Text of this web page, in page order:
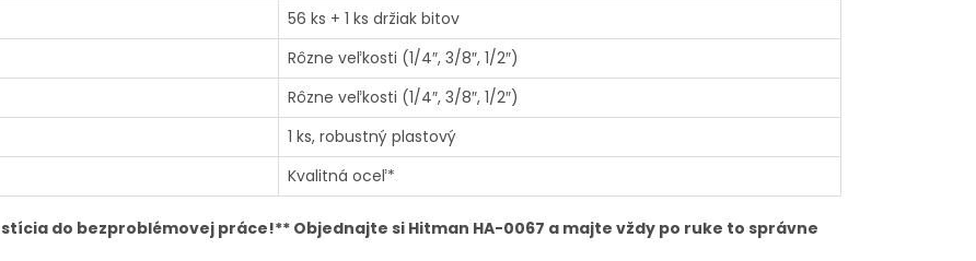
56 ks + 1 ks držiak bitov
Rôzne veľkosti (1/4″, 3/8″, 1/2″)
Rôzne veľkosti (1/4″, 3/8″, 1/2″)
1 ks, robustný plastový
Kvalitná oceľ*
do bezproblémovej práce!** Objednajte si Hitman HA-0067 a majte vždy po ruke to správne